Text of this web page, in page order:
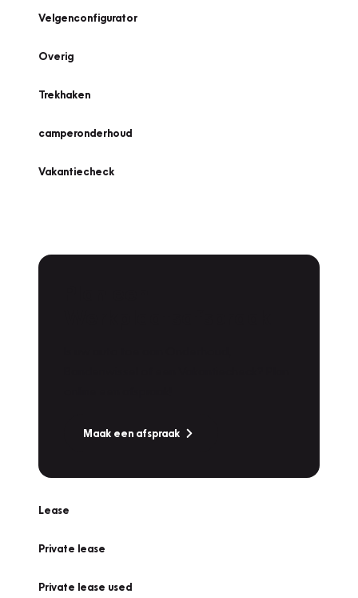
Velgenconfigurator
Overig
Trekhaken
camperonderhoud
Vakantiecheck
Maak een afspraak
Lease
Private lease
Private lease used